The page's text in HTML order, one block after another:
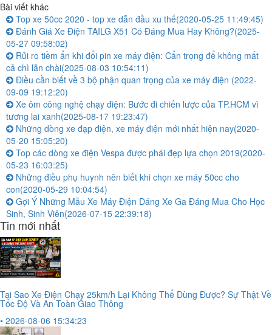
Bài viết khác
Top xe 50cc 2020 - top xe dẫn đầu xu thế(2020-05-25 11:49:45)
Đánh Giá Xe Điện TAILG X51 Có Đáng Mua Hay Không?(2025-
05-27 09:58:02)
Rủi ro tiềm ẩn khi đổi pin xe máy điện: Cẩn trọng để không mất
cả chì lẫn chài(2025-08-03 10:54:11)
Điều cần biết về 3 bộ phận quan trọng của xe máy điện (2022-
09-09 19:12:20)
Xe ôm công nghệ chạy điện: Bước đi chiến lược của TP.HCM vì
tương lai xanh(2025-08-17 19:23:47)
Những dòng xe đạp điện, xe máy điện mới nhất hiện nay(2020-
05-20 15:05:20)
Top các dòng xe điện Vespa được phái đẹp lựa chọn 2019(2020-
05-23 16:03:25)
Những điều phụ huynh nên biết khi chọn xe máy 50cc cho
con(2020-05-29 10:04:54)
Gợi Ý Những Mẫu Xe Máy Điện Dáng Xe Ga Đáng Mua Cho Học
Sinh, Sinh Viên(2026-07-15 22:39:18)
Tin mới nhất
Tại Sao Xe Điện Chạy 25km/h Lại Không Thể Dùng Được? Sự Thật Về
Tốc Độ Và An Toàn Giao Thông
• 2026-08-06 15:34:23